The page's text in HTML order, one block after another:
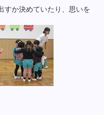
すか決めていたり、思いを